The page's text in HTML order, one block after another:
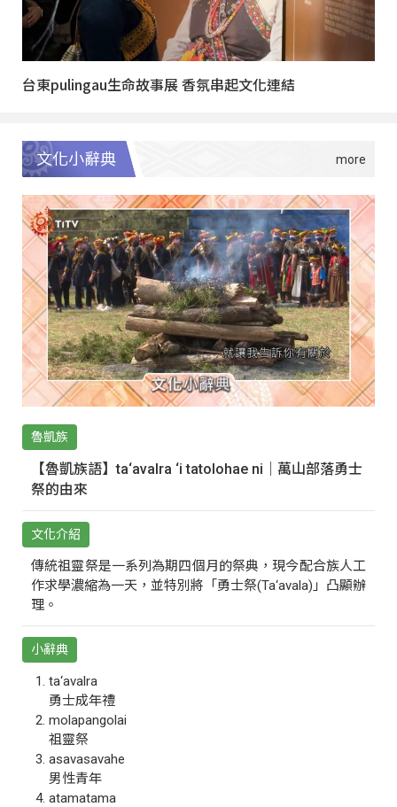
台東pulingau生命故事展 香氛串起文化連結
文化小辭典
魯凱族
【魯凱族語】ta‘avalra ‘i tatolohae ni｜萬山部落勇士
祭的由來
文化介紹
傳統祖靈祭是一系列為期四個月的祭典，現今配合族人工
作求學濃縮為一天，並特別將「勇士祭(Ta‘avala)」凸顯辦
理。
小辭典
ta‘avalra
勇士成年禮
molapangolai
祖靈祭
asavasavahe
男性青年
atamatama